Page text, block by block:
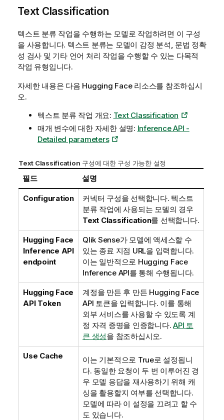
Text Classification
텍스트 분류 작업을 수행하는 모델로 작업하려면 이 구성
을 사용합니다. 텍스트 분류는 모델이 감정 분석, 문법 정확
성 검사 및 기타 언어 처리 작업을 수행할 수 있는 다목적
작업 유형입니다.
자세한 내용은 다음 Hugging Face리소스를 참조하십시
오.
텍스트 분류 작업 개요: Text Classification
매개 변수에 대한 자세한 설명: Inference API -
Detailed parameters
Text Classification 구성에 대한 구성 가능한 설정
필드 설명
Configuration
커넥터 구성을 선택합니다. 텍스트
분류 작업에 사용되는 모델의 경우
Text Classification를 선택합니다.
Hugging Face
Inference API
endpoint
Qlik Sense가 모델에 액세스할 수
있는 종료 지점 URL을 입력합니다.
이는 일반적으로 Hugging Face
Inference API를 통해 수행됩니다.
Hugging Face
API Token
계정을 만든 후 만든 Hugging Face
API 토큰을 입력합니다. 이를 통해
외부 서비스를 사용할 수 있도록 계
정 자격 증명을 인증합니다. API 토
큰 생성을 참조하십시오.
Use Cache
이는 기본적으로 True로 설정됩니
다. 동일한 요청이 두 번 이루어진 경
우 모델 응답을 재사용하기 위해 캐
싱을 활용할지 여부를 선택합니다.
모델에 따라 이 설정을 끄려고 할 수
도 있습니다.